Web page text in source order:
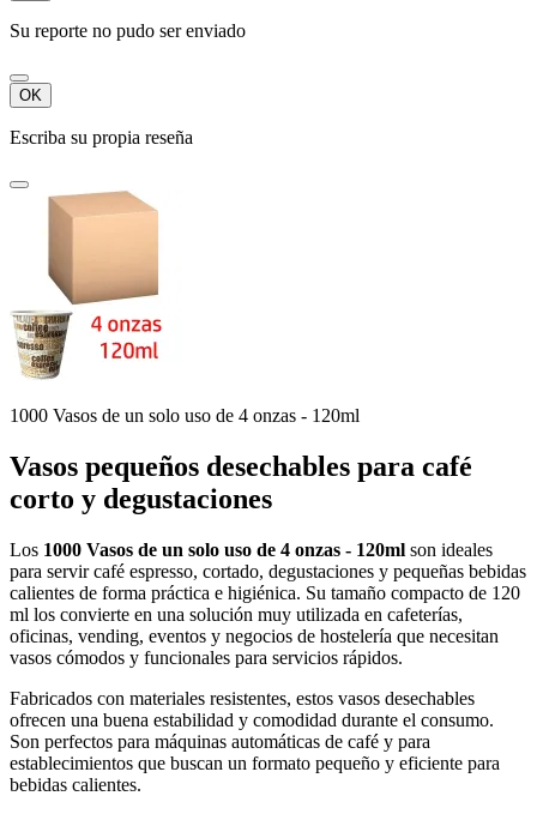
Su reporte no pudo ser enviado
OK
Escriba su propia reseña
1000 Vasos de un solo uso de 4 onzas - 120ml
Vasos pequeños desechables para café
corto y degustaciones
Los 1000 Vasos de un solo uso de 4 onzas - 120ml son ideales
para servir café espresso, cortado, degustaciones y pequeñas bebidas
calientes de forma práctica e higiénica. Su tamaño compacto de 120
ml los convierte en una solución muy utilizada en cafeterías,
oficinas, vending, eventos y negocios de hostelería que necesitan
vasos cómodos y funcionales para servicios rápidos.
Fabricados con materiales resistentes, estos vasos desechables
ofrecen una buena estabilidad y comodidad durante el consumo.
Son perfectos para máquinas automáticas de café y para
establecimientos que buscan un formato pequeño y eficiente para
bebidas calientes.